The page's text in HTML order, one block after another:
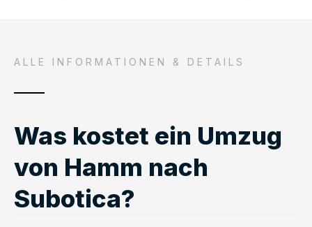
ALLE INFORMATIONEN & DETAILS
Was kostet ein Umzug
von Hamm nach
Subotica?